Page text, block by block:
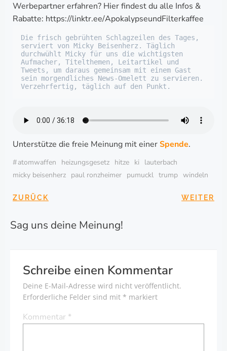
Werbepartner erfahren? Hier findest du alle Infos &
Rabatte: https://linktr.ee/ApokalypseundFilterkaffee
Die frisch gebrühten Schlagzeilen des Tages,
serviert von Micky Beisenherz. Täglich
durchwühlt Micky für uns die wichtigsten
Aufmacher, Titelthemen, Leitartikel und
Tweets, um daraus gemeinsam mit einem Gast
sein morgendliches News-Omelett zu servieren.
Verzehrfertig, täglich auf den Punkt.
Unterstütze die freie Meinung mit einerSpende.
#atomwaffen heizungsgesetz hitze ki
lauterbach
micky beisenherz paul ronzheimer pumuckl trump windeln
ZURÜCK WEITER
Sag uns deine Meinung!
Schreibe einen Kommentar
Deine E-Mail-Adresse wird nicht veröffentlicht.
Erforderliche Felder sind mit * markiert
Kommentar *